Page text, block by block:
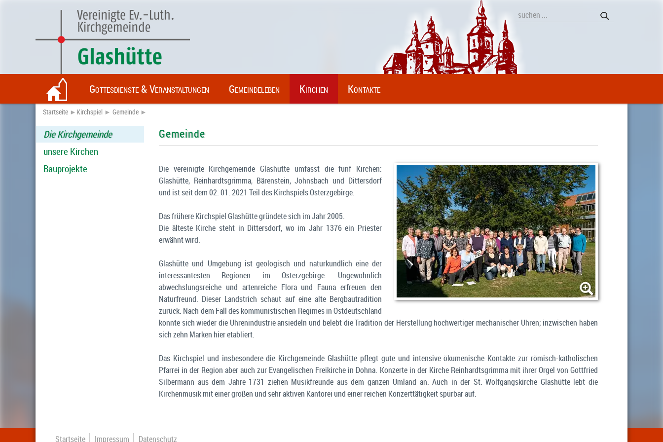
Startseite ► Kirchspiel ► Gemeinde ►
Die Kirchgemeinde
unsere Kirchen
Bauprojekte
Gemeinde
Die vereinigte Kirchgemeinde Glashütte umfasst die fünf Kirchen:
Glashütte, Reinhardtsgrimma, Bärenstein, Johnsbach und Dittersdorf
und ist seit dem 02. 01. 2021 Teil des Kirchspiels Osterzgebirge.
Das frühere Kirchspiel Glashütte gründete sich im Jahr 2005.
Die älteste Kirche steht in Dittersdorf, wo im Jahr 1376 ein Priester
erwähnt wird.
Glashütte und Umgebung ist geologisch und naturkundlich eine der
interessantesten Regionen im Osterzgebirge. Ungewöhnlich
abwechslungsreiche und artenreiche Flora und Fauna erfreuen den
Naturfreund. Dieser Landstrich schaut auf eine alte Bergbautradition
zurück. Nach dem Fall des kommunistischen Regimes in Ostdeutschland
konnte sich wieder die Uhrenindustrie ansiedeln und belebt die Tradition der Herstellung hochwertiger mechanischer Uhren; inzwischen haben
sich zehn Marken hier etabliert.
Das Kirchspiel und insbesondere die Kirchgemeinde Glashütte pflegt gute und intensive ökumenische Kontakte zur römisch-katholischen
Pfarrei in der Region aber auch zur Evangelischen Freikirche in Dohna. Konzerte in der Kirche Reinhardtsgrimma mit ihrer Orgel von Gottfried
Silbermann aus dem Jahre 1731 ziehen Musikfreunde aus dem ganzen Umland an. Auch in der St. Wolfgangskirche Glashütte lebt die
Kirchenmusik mit einer großen und sehr aktiven Kantorei und einer reichen Konzerttätigkeit spürbar auf.
Startseite Impressum Datenschutz
Gottesdienste & Veranstaltungen Gemeindeleben Kirchen Kontakte